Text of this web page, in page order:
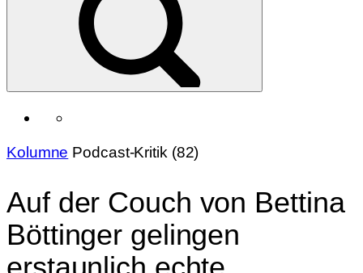
Kolumne Podcast-Kritik (82)
Auf der Couch von Bettina
Böttinger gelingen